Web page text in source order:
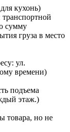
кухонь)
сумму
груза в место
ул.
времени)
подъема
этаж.)
товара, но не